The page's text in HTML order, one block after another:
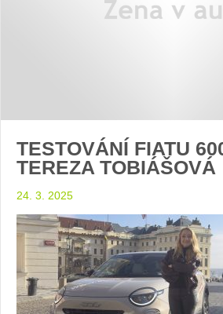
TESTOVÁNÍ FIATU
TEREZA TOBIÁŠOVÁ
24. 3. 2025